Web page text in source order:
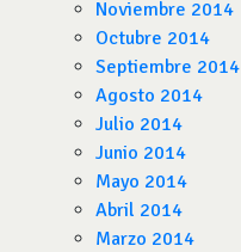
Noviembre 2014
Octubre 2014
Septiembre 2014
Agosto 2014
Julio 2014
Junio 2014
Mayo 2014
Abril 2014
Marzo 2014